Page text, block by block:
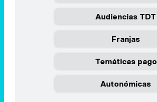
Audiencias TDT
Franjas
Temáticas pago
Autonómicas